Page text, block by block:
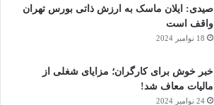
صیدی: ایلان ماسک به ارزش ذاتی بورس تهران
واقف است
18 نوامبر 2024
خبر خوش برای کارگران؛ مزایای شغلی از
مالیات معاف شد!
24 نوامبر 2024